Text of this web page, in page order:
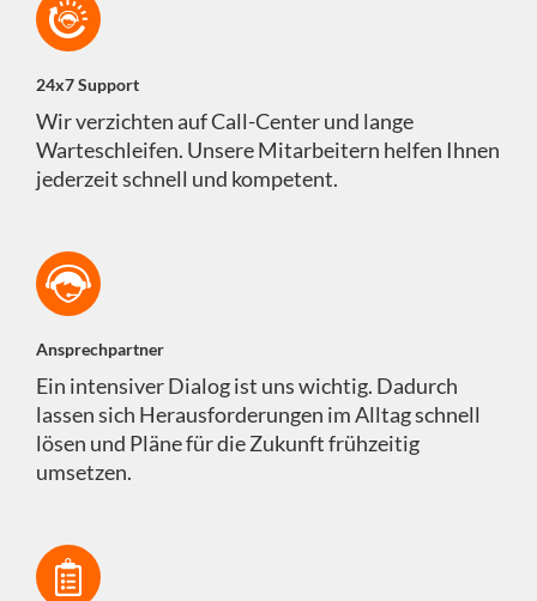
24x7 Support
Wir verzichten auf Call-Center und lange
Warteschleifen. Unsere Mitarbeitern helfen Ihnen
jederzeit schnell und kompetent.
Ansprechpartner
Ein intensiver Dialog ist uns wichtig. Dadurch
lassen sich Herausforderungen im Alltag schnell
lösen und Pläne für die Zukunft frühzeitig
umsetzen.